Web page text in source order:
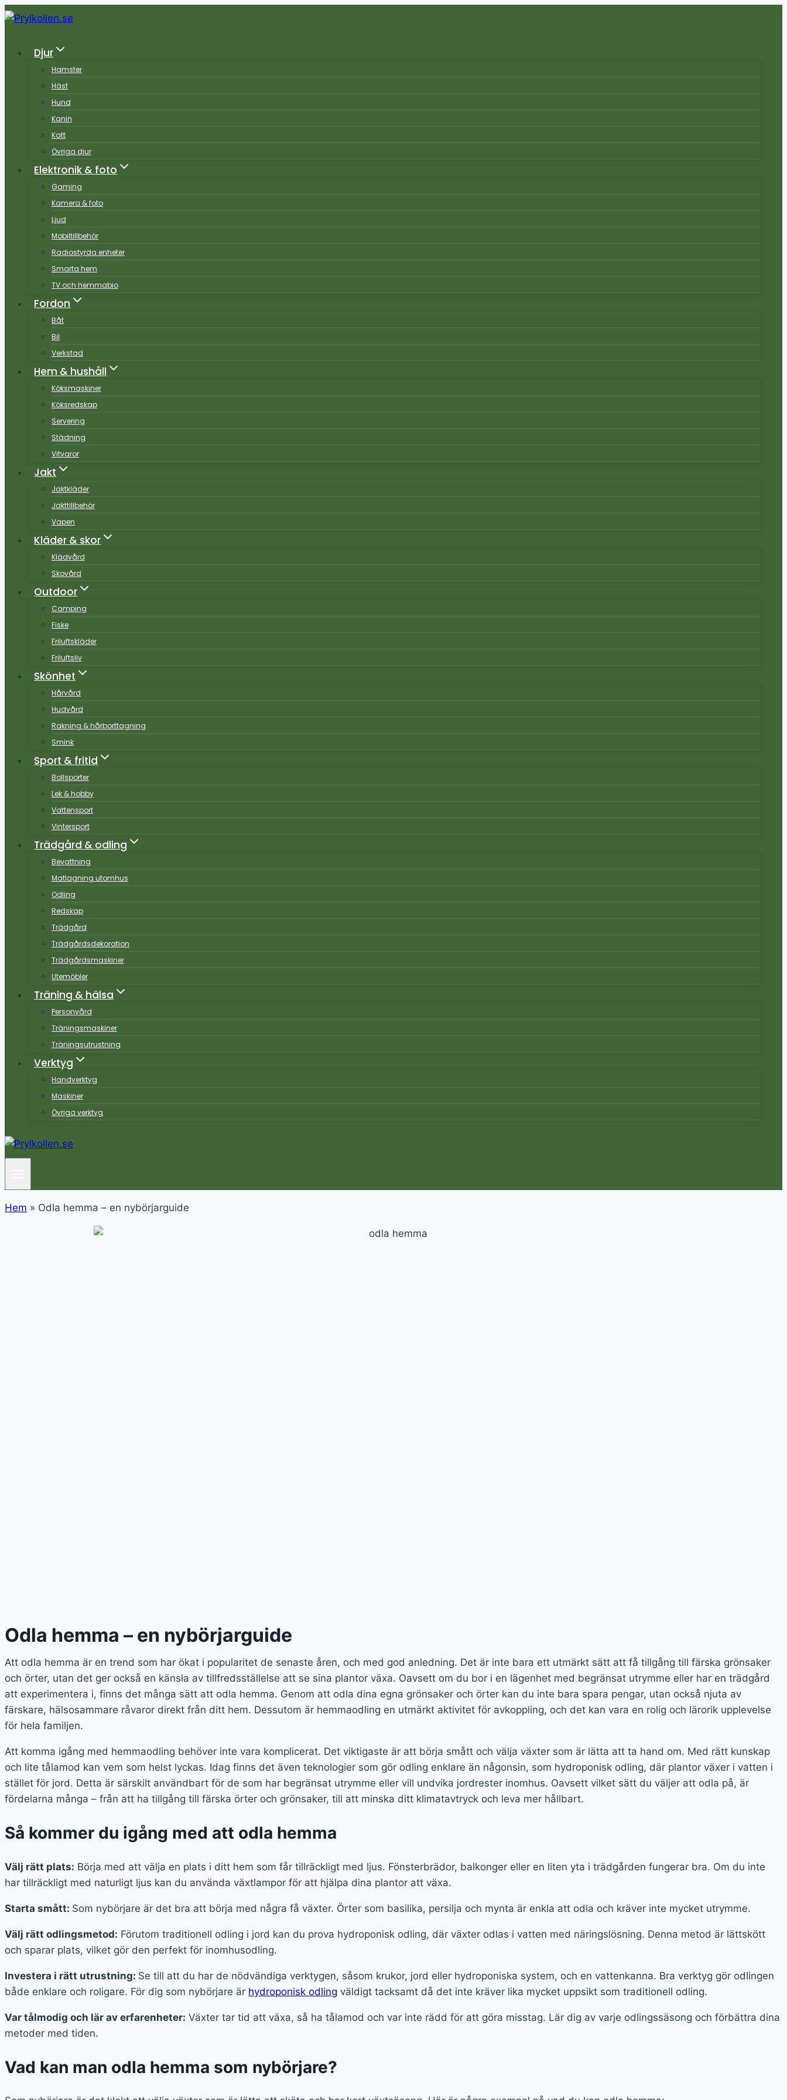
Skip
Djur
Hamster
Häst
Hund
Kanin
Katt
Övriga djur
Elektronik & foto
Gaming
Kamera & foto
Ljud
Mobiltillbehör
Radiostyrda enheter
Smarta hem
TV och hemmabio
Fordon
Båt
Bil
Verkstad
Hem & hushåll
Köksmaskiner
Köksredskap
Servering
Städning
Vitvaror
Jakt
Jaktkläder
Jakttillbehör
Vapen
Kläder & skor
Klädvård
Skovård
Outdoor
Camping
Fiske
Friluftskläder
Friluftsliv
Skönhet
Hårvård
Hudvård
Rakning & hårborttagning
Smink
Sport & fritid
Bollsporter
Lek & hobby
Vattensport
Vintersport
Trädgård & odling
Bevattning
Matlagning utomhus
Odling
Redskap
Trädgård
Trädgårdsdekoration
Trädgårdsmaskiner
Utemöbler
Träning & hälsa
Personvård
Träningsmaskiner
Träningsutrustning
Verktyg
Handverktyg
Maskiner
Övriga verktyg
Hem » Odla hemma – en nybörjarguide
Odla hemma – en nybörjarguide
Att odla hemma är en trend som har ökat i popularitet de senaste åren, och med god anledning. Det är inte bara ett utmärkt sätt att få tillgång till färska grönsaker
och örter, utan det ger också en känsla av tillfredsställelse att se sina plantor växa. Oavsett om du bor i en lägenhet med begränsat utrymme eller har en trädgård
att experimentera i, finns det många sätt att odla hemma. Genom att odla dina egna grönsaker och örter kan du inte bara spara pengar, utan också njuta av
färskare, hälsosammare råvaror direkt från ditt hem. Dessutom är hemmaodling en utmärkt aktivitet för avkoppling, och det kan vara en rolig och lärorik upplevelse
för hela familjen.
Att komma igång med hemmaodling behöver inte vara komplicerat. Det viktigaste är att börja smått och välja växter som är lätta att ta hand om. Med rätt kunskap
och lite tålamod kan vem som helst lyckas. Idag finns det även teknologier som gör odling enklare än någonsin, som hydroponisk odling, där plantor växer i vatten i
stället för jord. Detta är särskilt användbart för de som har begränsat utrymme eller vill undvika jordrester inomhus. Oavsett vilket sätt du väljer att odla på, är
fördelarna många – från att ha tillgång till färska örter och grönsaker, till att minska ditt klimatavtryck och leva mer hållbart.
Så kommer du igång med att odla hemma
Välj rätt plats: Börja med att välja en plats i ditt hem som får tillräckligt med ljus. Fönsterbrädor, balkonger eller en liten yta i trädgården fungerar bra. Om du inte
har tillräckligt med naturligt ljus kan du använda växtlampor för att hjälpa dina plantor att växa.
Starta smått: Som nybörjare är det bra att börja med några få växter. Örter som basilika, persilja och mynta är enkla att odla och kräver inte mycket utrymme.
Välj rätt odlingsmetod: Förutom traditionell odling i jord kan du prova hydroponisk odling, där växter odlas i vatten med näringslösning. Denna metod är lättskött
och sparar plats, vilket gör den perfekt för inomhusodling.
Investera i rätt utrustning: Se till att du har de nödvändiga verktygen, såsom krukor, jord eller hydroponiska system, och en vattenkanna. Bra verktyg gör odlingen
både enklare och roligare. För dig som nybörjare är hydroponisk odling väldigt tacksamt då det inte kräver lika mycket uppsikt som traditionell odling.
Var tålmodig och lär av erfarenheter: Växter tar tid att växa, så ha tålamod och var inte rädd för att göra misstag. Lär dig av varje odlingssäsong och förbättra dina
metoder med tiden.
Vad kan man odla hemma som nybörjare?